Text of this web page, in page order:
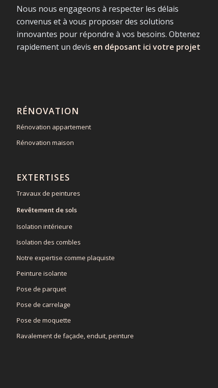
Nous nous engageons à respecter les délais
convenus et à vous proposer des solutions
innovantes pour répondre à vos besoins. Obtenez
rapidement un devis en déposant ici votre projet
RÉNOVATION
Rénovation appartement
Rénovation maison
EXTERTISES
Travaux de peintures
Revêtement de sols
Isolation intérieure
Isolation des combles
Notre expertise comme plaquiste
Peinture isolante
Pose de parquet
Pose de carrelage
Pose de moquette
Ravalement de façade, enduit, peinture